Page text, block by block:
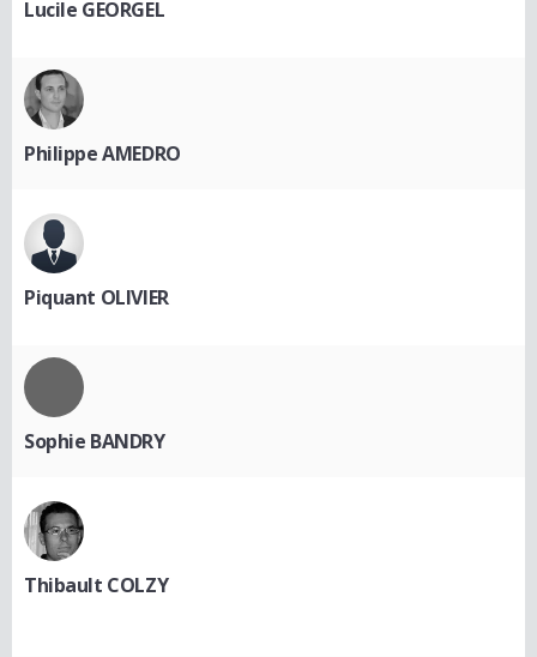
Lucile GEORGEL
Philippe AMEDRO
Piquant OLIVIER
Sophie BANDRY
Thibault COLZY